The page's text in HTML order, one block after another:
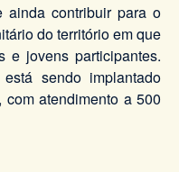
ainda contribuir para o
do território em que
e jovens participantes.
sendo implantado
atendimento a 500